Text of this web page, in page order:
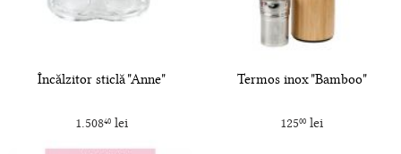
Încălzitor sticlă "Anne"
1.50840lei
Termos inox "Bamboo"
12500 lei